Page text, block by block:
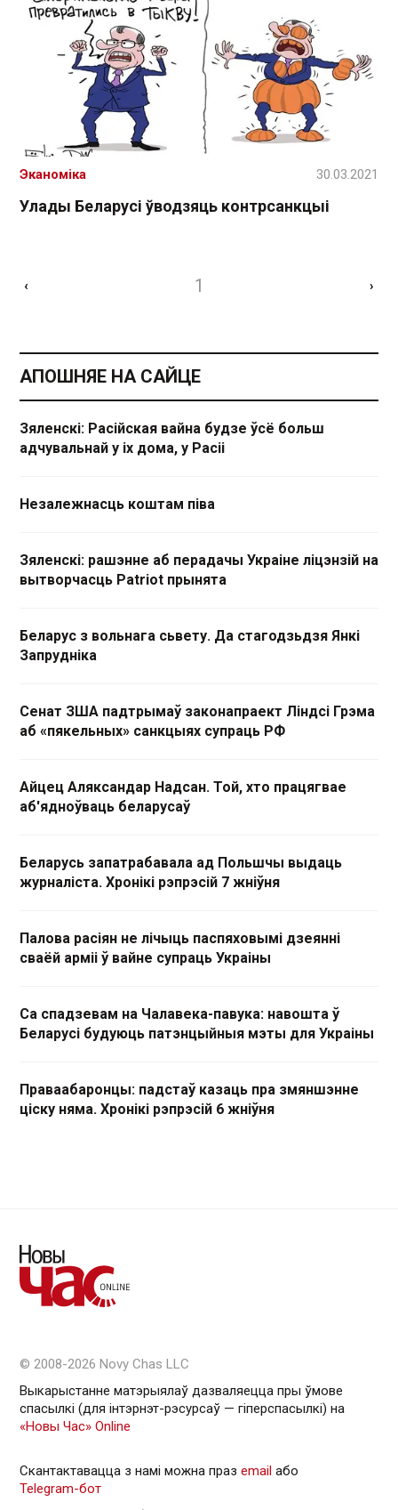
Улады Беларусі ўводзяць контрсанкцыі
Эканоміка 30.03.2021
‹ 1 ›
АПОШНЯЕ НА САЙЦЕ
Зяленскі: Расійская вайна будзе ўсё больш
адчувальнай у іх дома, у Расіі
Незалежнасць коштам піва
Зяленскі: рашэнне аб перадачы Украіне ліцэнзій на
вытворчасць Patriot прынята
Беларус з вольнага сьвету. Да стагодзьдзя Янкі
Запрудніка
Сенат ЗША падтрымаў законапраект Ліндсі Грэма
аб «пякельных» санкцыях супраць РФ
Айцец Аляксандар Надсан. Той, хто працягвае
аб'ядноўваць беларусаў
Беларусь запатрабавала ад Польшчы выдаць
журналіста. Хронікі рэпрэсій 7 жніўня
Палова расіян не лічыць паспяховымі дзеянні
сваёй арміі ў вайне супраць Украіны
Са спадзевам на Чалавека-павука: навошта ў
Беларусі будуюць патэнцыйныя мэты для Украіны
Праваабаронцы: падстаў казаць пра змяншэнне
ціску няма. Хронікі рэпрэсій 6 жніўня
© 2008-2026 Novy Chas LLC
Выкарыстанне матэрыялаў дазваляецца пры ўмове
спасылкі (для інтэрнэт-рэсурсаў — гiперспасылкi) на
«Новы Час» Online
Скантактавацца з намі можна праз email або
Telegram-бот